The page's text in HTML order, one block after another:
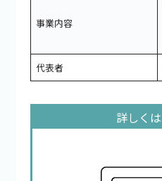
事業内容
代表者